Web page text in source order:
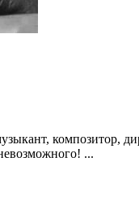
композитор,
...